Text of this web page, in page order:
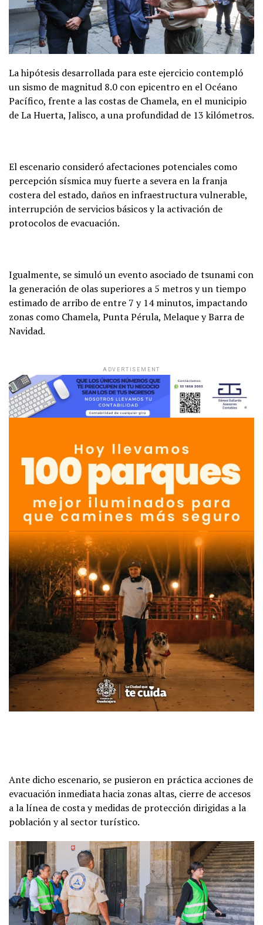
La hipótesis desarrollada para este ejercicio contempló
un sismo de magnitud 8.0 con epicentro en el Océano
Pacífico, frente a las costas de Chamela, en el municipio
de La Huerta, Jalisco, a una profundidad de 13 kilómetros.
El escenario consideró afectaciones potenciales como
percepción sísmica muy fuerte a severa en la franja
costera del estado, daños en infraestructura vulnerable,
interrupción de servicios básicos y la activación de
protocolos de evacuación.
Igualmente, se simuló un evento asociado de tsunami con
la generación de olas superiores a 5 metros y un tiempo
estimado de arribo de entre 7 y 14 minutos, impactando
zonas como Chamela, Punta Pérula, Melaque y Barra de
Navidad.
ADVERTISEMENT
Ante dicho escenario, se pusieron en práctica acciones de
evacuación inmediata hacia zonas altas, cierre de accesos
a la línea de costa y medidas de protección dirigidas a la
población y al sector turístico.